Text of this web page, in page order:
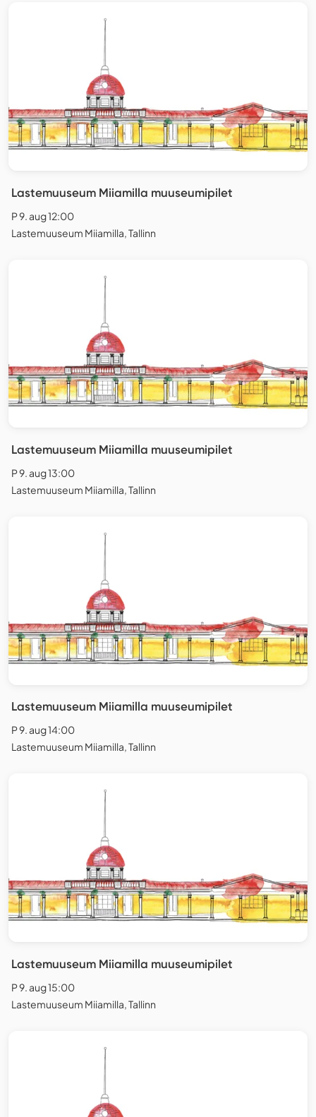
Lastemuuseum Miiamilla muuseumipilet
P 9. aug 12:00
Lastemuuseum Miiamilla, Tallinn
Lastemuuseum Miiamilla muuseumipilet
P 9. aug 13:00
Lastemuuseum Miiamilla, Tallinn
Lastemuuseum Miiamilla muuseumipilet
P 9. aug 14:00
Lastemuuseum Miiamilla, Tallinn
Lastemuuseum Miiamilla muuseumipilet
P 9. aug 15:00
Lastemuuseum Miiamilla, Tallinn